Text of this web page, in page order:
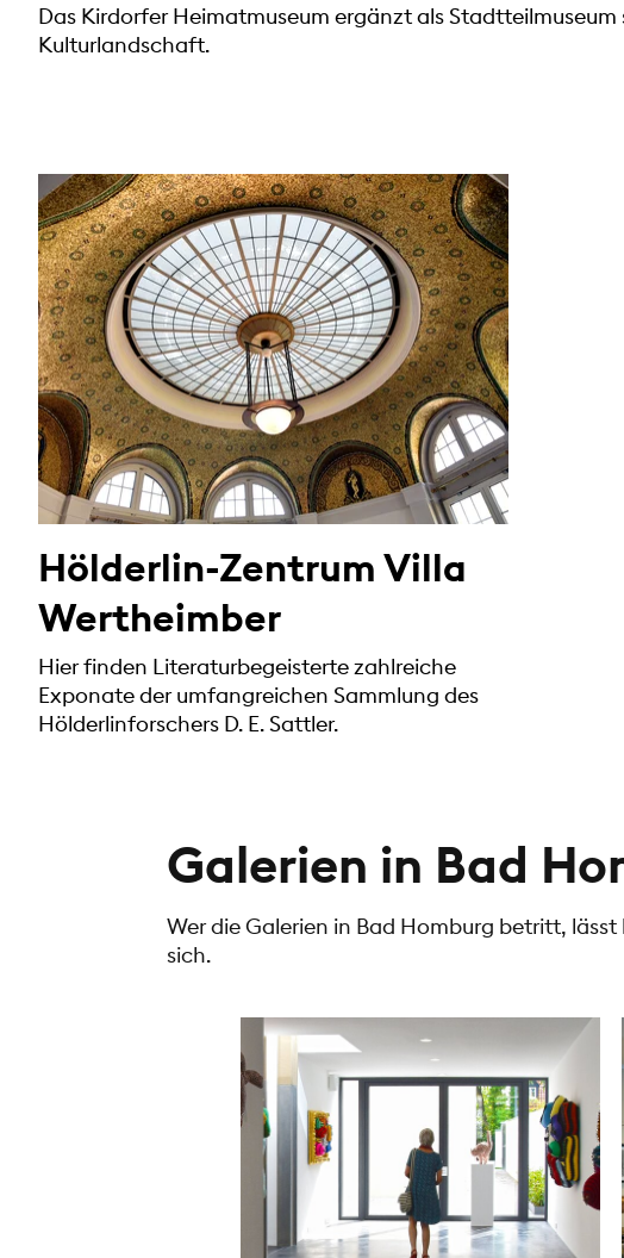
Das Kirdorfer Heimatmuseum ergänzt als
Kulturlandschaft.
Hölderlin-Zentrum Villa
Wertheimber
Hier finden Literaturbegeisterte zahlreiche
Exponate der umfangreichen Sammlung des
Hölderlinforschers D. E. Sattler.
Galerien in Bad
Wer die Galerien in Bad Homburg betritt,
sich.